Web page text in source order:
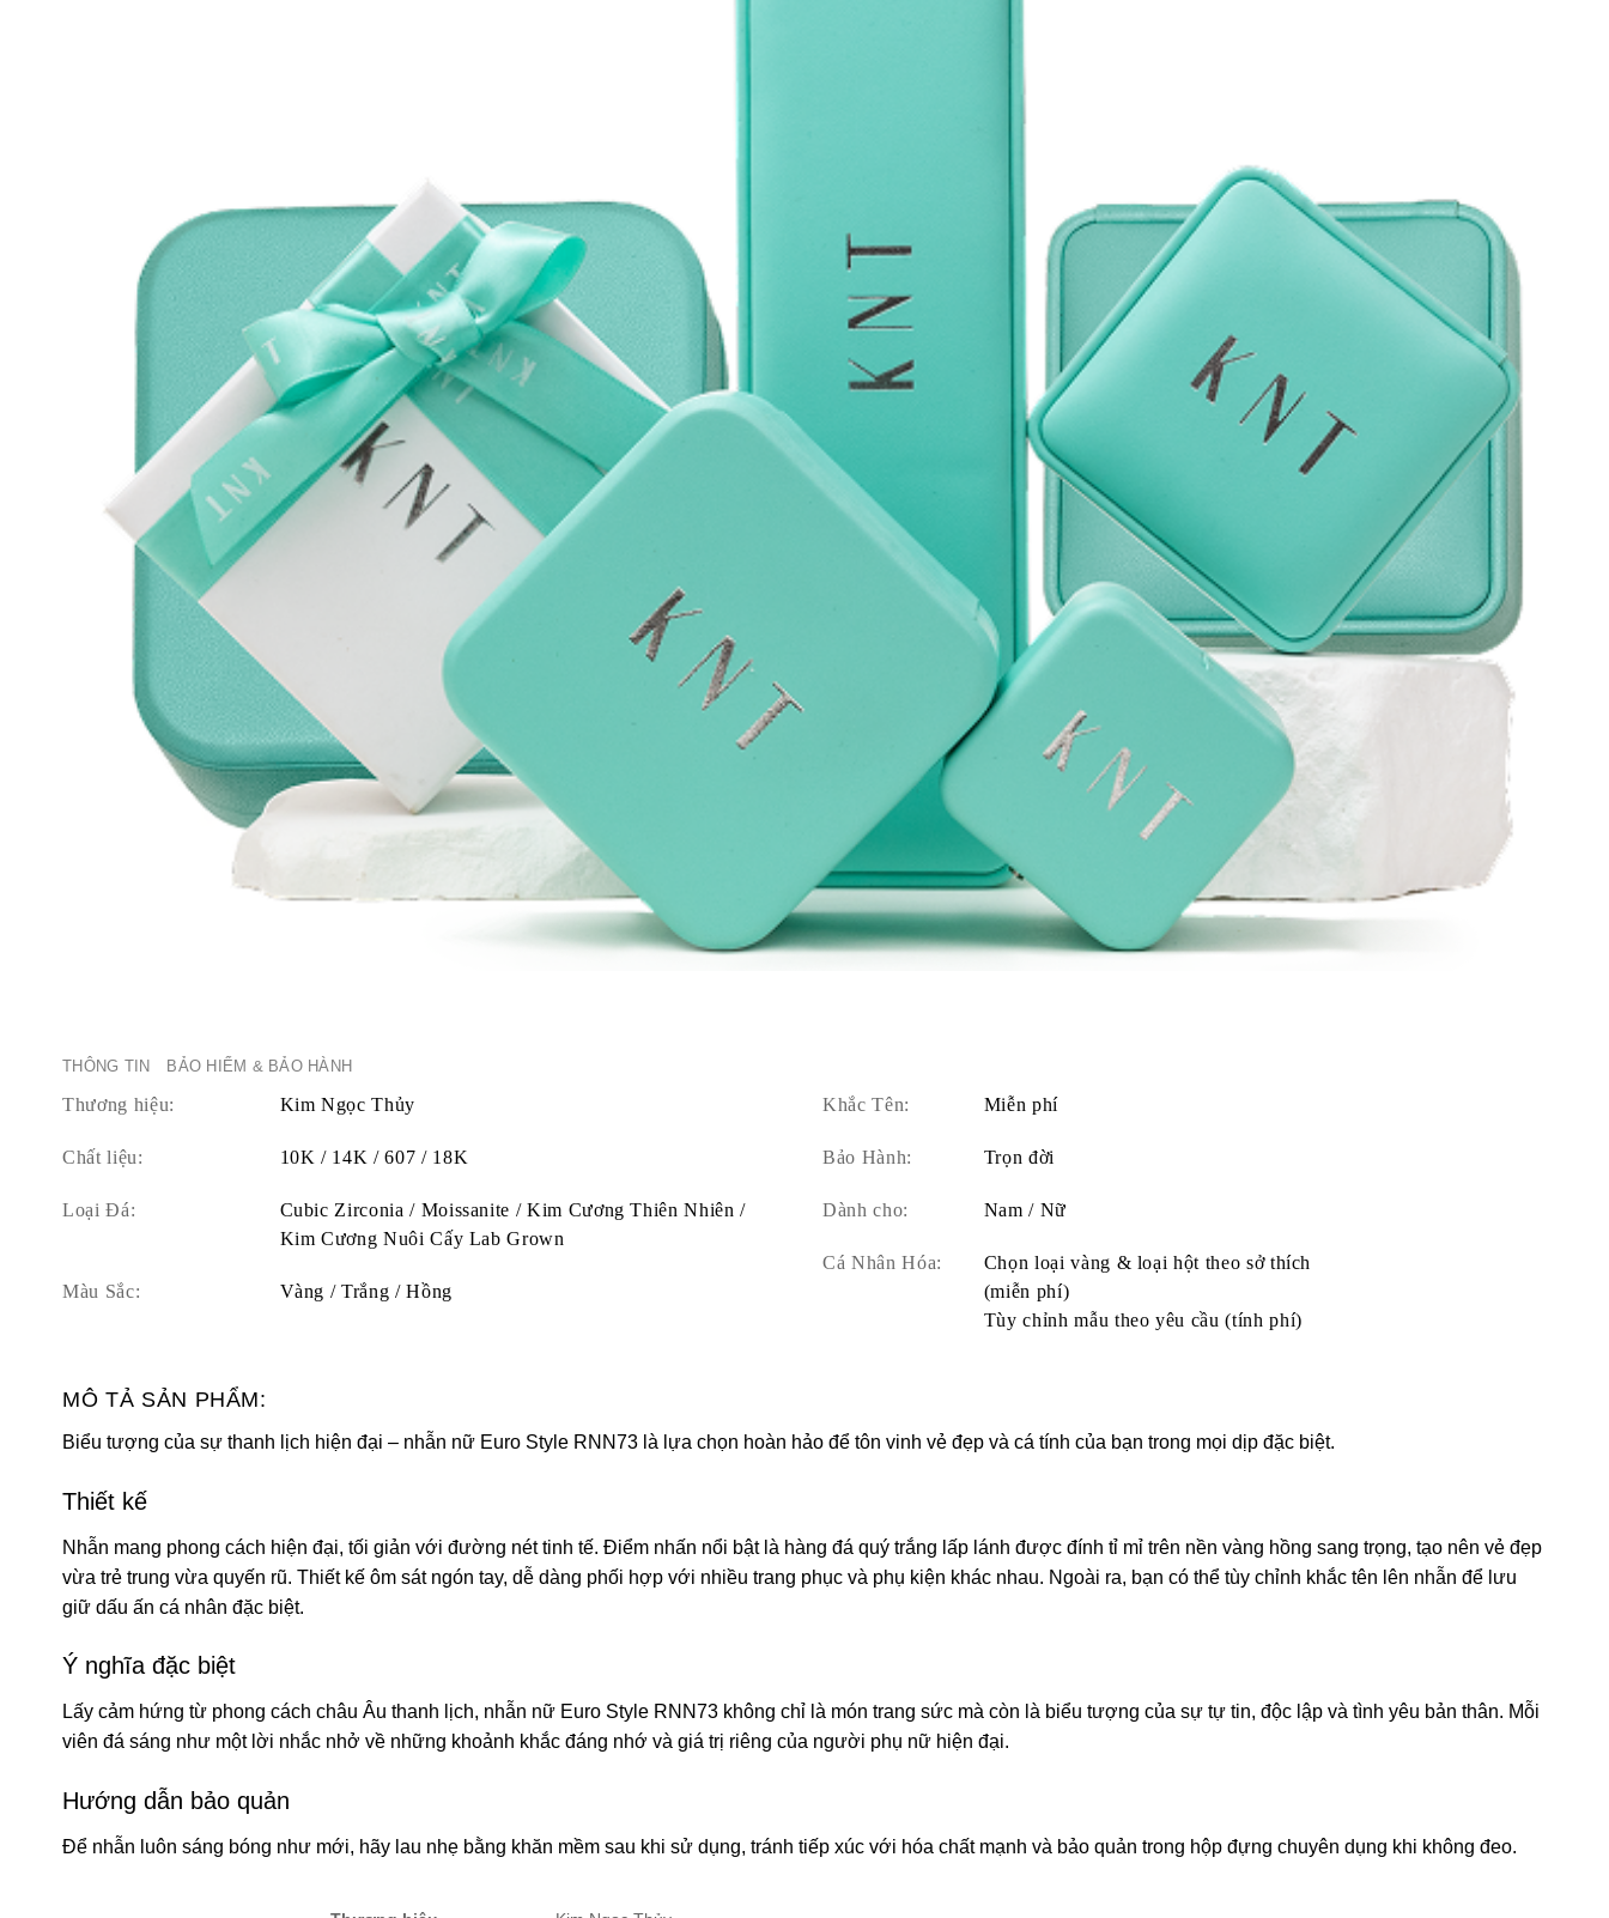
THÔNG TIN BẢO HIỂM & BẢO HÀNH
Thương hiệu: Kim Ngọc Thủy
Chất liệu: 10K / 14K / 607 / 18K
Loại Đá:
Cubic Zirconia / Moissanite / Kim Cương Thiên Nhiên /
Kim Cương Nuôi Cấy Lab Grown
Màu Sắc: Vàng / Trắng / Hồng
Khắc Tên: Miễn phí
Bảo Hành: Trọn đời
Dành cho: Nam / Nữ
Cá Nhân Hóa:
Chọn loại vàng & loại hột theo sở thích
(miễn phí)
Tùy chỉnh mẫu theo yêu cầu (tính phí)
MÔ TẢ SẢN PHẨM:
Biểu tượng của sự thanh lịch hiện đại – nhẫn nữ Euro Style RNN73 là lựa chọn hoàn hảo để tôn vinh vẻ đẹp và cá tính của bạn trong mọi dịp đặc biệt.
Thiết kế
Nhẫn mang phong cách hiện đại, tối giản với đường nét tinh tế. Điểm nhấn nổi bật là hàng đá quý trắng lấp lánh được đính tỉ mỉ trên nền vàng hồng sang trọng, tạo nên vẻ đẹp
vừa trẻ trung vừa quyến rũ. Thiết kế ôm sát ngón tay, dễ dàng phối hợp với nhiều trang phục và phụ kiện khác nhau. Ngoài ra, bạn có thể tùy chỉnh khắc tên lên nhẫn để lưu
giữ dấu ấn cá nhân đặc biệt.
Ý nghĩa đặc biệt
Lấy cảm hứng từ phong cách châu Âu thanh lịch, nhẫn nữ Euro Style RNN73 không chỉ là món trang sức mà còn là biểu tượng của sự tự tin, độc lập và tình yêu bản thân. Mỗi
viên đá sáng như một lời nhắc nhở về những khoảnh khắc đáng nhớ và giá trị riêng của người phụ nữ hiện đại.
Hướng dẫn bảo quản
Để nhẫn luôn sáng bóng như mới, hãy lau nhẹ bằng khăn mềm sau khi sử dụng, tránh tiếp xúc với hóa chất mạnh và bảo quản trong hộp đựng chuyên dụng khi không đeo.